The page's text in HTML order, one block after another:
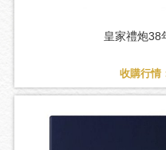
皇家禮炮38
收購行情